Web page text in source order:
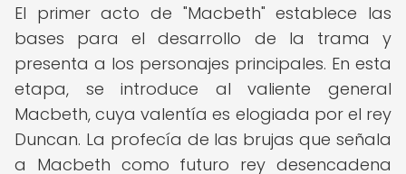
El primer acto de "Macbeth" establece las
bases para el desarrollo de la trama y
presenta a los personajes principales. En esta
etapa, se introduce al valiente general
Macbeth, cuya valentía es elogiada por el rey
Duncan. La profecía de las brujas que señala
a Macbeth como futuro rey desencadena